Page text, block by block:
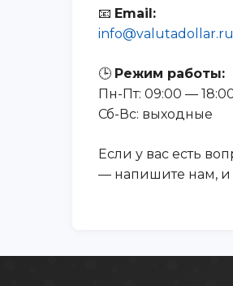
📧 Email:
info@valutadollar.ru
🕒 Режим работы:
Пн-Пт: 09:00 —
Сб-Вс: выходные
Если у вас есть
— напишите нам, и